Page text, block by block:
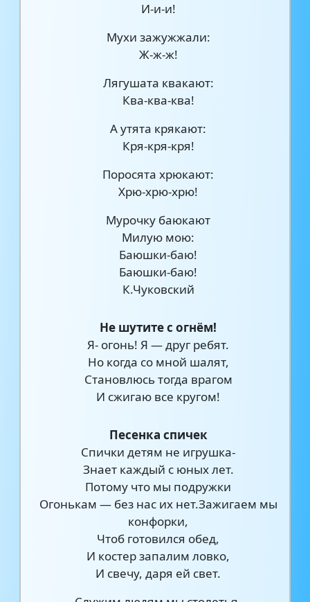
И-и-и!
Мухи зажужжали:
Ж-ж-ж!
Лягушата квакают:
Ква-ква-ква!
А утята крякают:
Кря-кря-кря!
Поросята хрюкают:
Хрю-хрю-хрю!
Мурочку баюкают
Милую мою:
Баюшки-баю!
Баюшки-баю!
К.Чуковский
Нe шyтитe c oгнём!
Я- oгoнь! Я — дpyг peбят.
Но когда со мной шaлят,
Cтaнoвлюcь тoгдa врагом
И cжигaю все кругом!
Песенка спичек
Спички детям не игрушка-
Знает каждый с юных лет.
Потому что мы подружки
Огонькам — без нас их нет.Зажигаем мы
конфорки,
Чтоб готовился обед,
И костер запалим ловко,
И свечу, даря ей свет.